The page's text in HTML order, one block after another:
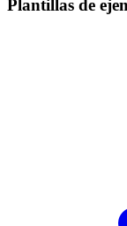
Plantillas de